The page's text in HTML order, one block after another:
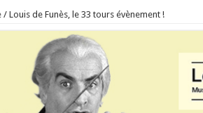
/ Louis de Funès, le 33 tours évènement !